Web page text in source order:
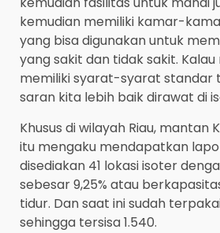
kemudian memiliki kamar-
yang bisa digunakan untuk
yang sakit dan tidak sakit.
memiliki syarat-syarat standar
saran kita lebih baik dirawat di
Khusus di wilayah Riau, mantan
itu mengaku mendapatkan
disediakan 41 lokasi isoter
sebesar 9,25% atau
tidur. Dan saat ini sudah
sehingga tersisa 1.540.